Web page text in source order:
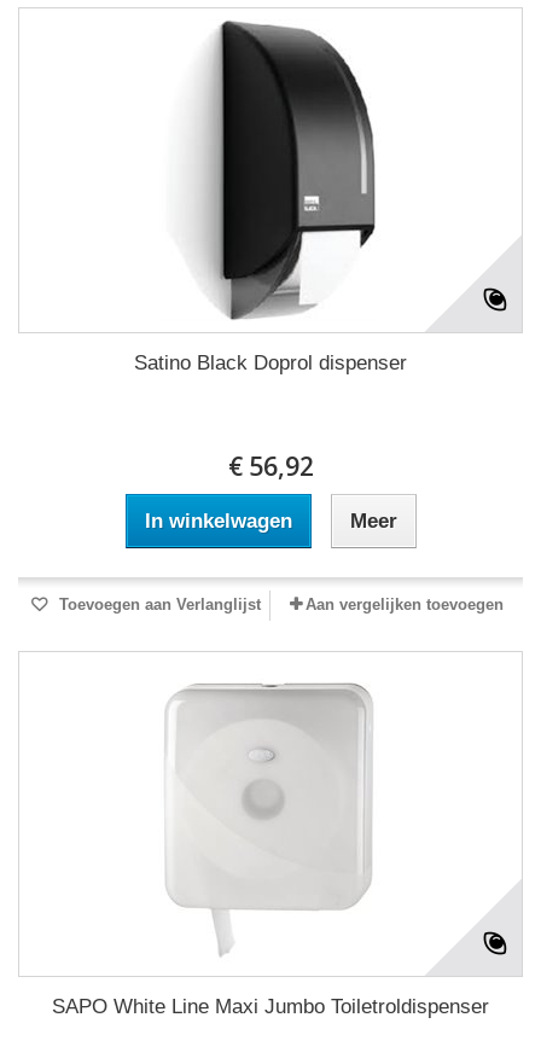
Satino Black Doprol dispenser
€ 56,92
In winkelwagen Meer
Toevoegen aan Verlanglijst Aan vergelijken toevoegen
SAPO White Line Maxi Jumbo Toiletroldispenser